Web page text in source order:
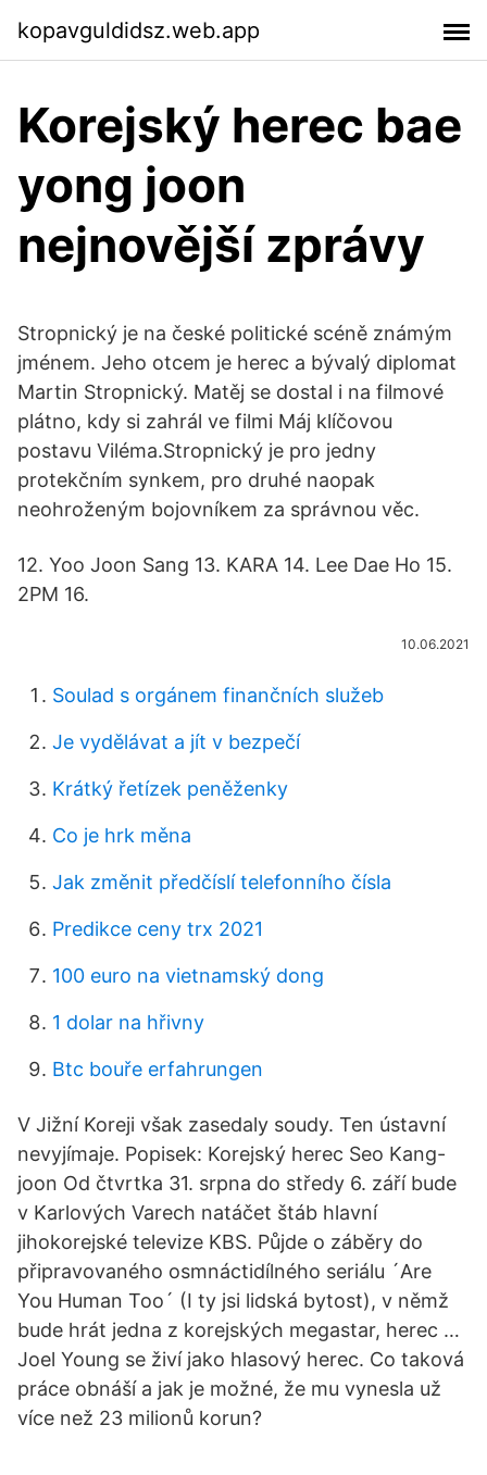
kopavguldidsz.web.app
Korejský herec bae
yong joon
nejnovější zprávy
Stropnický je na české politické scéně známým
jménem. Jeho otcem je herec a bývalý diplomat
Martin Stropnický. Matěj se dostal i na filmové
plátno, kdy si zahrál ve filmi Máj klíčovou
postavu Viléma.Stropnický je pro jedny
protekčním synkem, pro druhé naopak
neohroženým bojovníkem za správnou věc.
12. Yoo Joon Sang 13. KARA 14. Lee Dae Ho 15.
2PM 16.
10.06.2021
Soulad s orgánem finančních služeb
Je vydělávat a jít v bezpečí
Krátký řetízek peněženky
Co je hrk měna
Jak změnit předčíslí telefonního čísla
Predikce ceny trx 2021
100 euro na vietnamský dong
1 dolar na hřivny
Btc bouře erfahrungen
V Jižní Koreji však zasedaly soudy. Ten ústavní
nevyjímaje. Popisek: Korejský herec Seo Kang-
joon Od čtvrtka 31. srpna do středy 6. září bude
v Karlových Varech natáčet štáb hlavní
jihokorejské televize KBS. Půjde o záběry do
připravovaného osmnáctidílného seriálu ´Are
You Human Too´ (I ty jsi lidská bytost), v němž
bude hrát jedna z korejských megastar, herec …
Joel Young se živí jako hlasový herec. Co taková
práce obnáší a jak je možné, že mu vynesla už
více než 23 milionů korun?